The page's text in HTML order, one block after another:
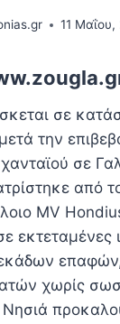
11 Μαΐου,
σε
την
σε
από
MV
εκτεταμένες
χωρίς